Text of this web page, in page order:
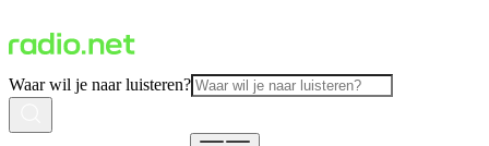
Waar wil je naar luisteren?